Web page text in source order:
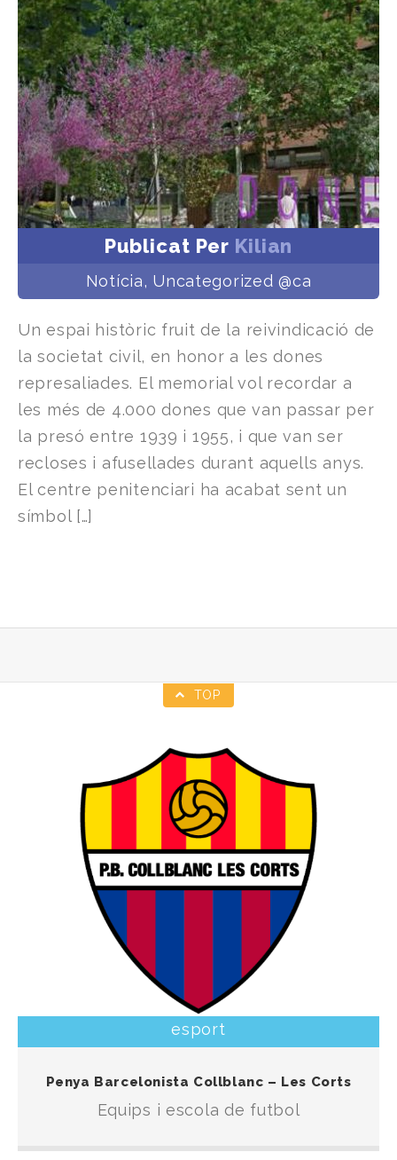
Publicat Per Kilian
Notícia, Uncategorized @ca
Un espai històric fruit de la reivindicació de
la societat civil, en honor a les dones
represaliades. El memorial vol recordar a
les més de 4.000 dones que van passar per
la presó entre 1939 i 1955, i que van ser
recloses i afusellades durant aquells anys.
El centre penitenciari ha acabat sent un
símbol […]
TOP
en les competicions organitzades per la F.C.F.
esport
Penya Barcelonista Collblanc – Les Corts
Equips i escola de futbol